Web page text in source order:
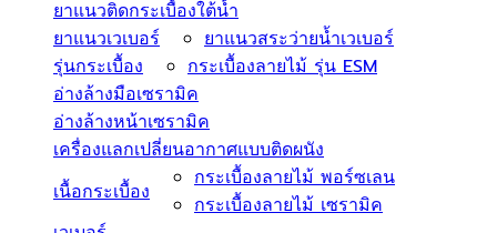
ยาแนวติดกระเบื้องใต้น้ำ
ยาแนวเวเบอร์
ยาแนวสระว่ายน้ำเวเบอร์
รุ่นกระเบื้อง
กระเบื้องลายไม้ รุ่น ESM
อ่างล้างมือเซรามิค
อ่างล้างหน้าเซรามิค
เครื่องแลกเปลี่ยนอากาศแบบติดผนัง
เนื้อกระเบื้อง
กระเบื้องลายไม้ พอร์ซเลน
กระเบื้องลายไม้ เซรามิค